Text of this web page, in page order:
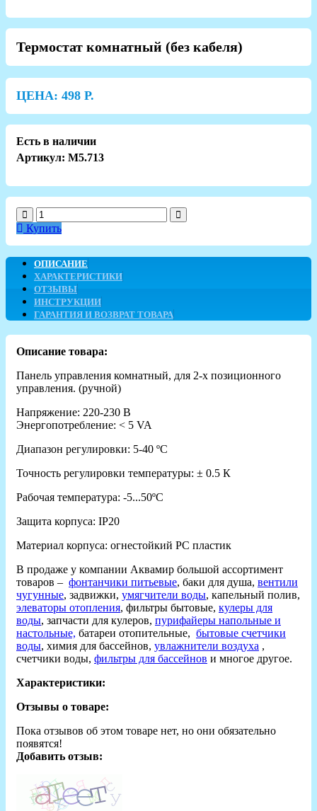
Термостат комнатный (без кабеля)
ЦЕНА: 498 Р.
Есть в наличии
Артикул: M5.713
Купить
ОПИСАНИЕ
ХАРАКТЕРИСТИКИ
ОТЗЫВЫ
ИНСТРУКЦИИ
ГАРАНТИЯ И ВОЗВРАТ ТОВАРА
Описание товара:
Панель управления комнатный, для 2-х позиционного
управления. (ручной)
Напряжение: 220-230 В
Энергопотребление: < 5 VA
Диапазон регулировки: 5-40 ºС
Точность регулировки температуры: ± 0.5 К
Рабочая температура: -5...50ºС
Защита корпуса: IP20
Материал корпуса: огнестойкий PC пластик
В продаже у компании Аквамир большой ассортимент
товаров – фонтанчики питьевые, баки для душа, вентили
чугунные, задвижки, умягчители воды, капельный полив,
элеваторы отопления, фильтры бытовые, кулеры для
воды, запчасти для кулеров, пурифайеры напольные и
настольные, батареи отопительные, бытовые счетчики
воды, химия для бассейнов, увлажнители воздуха ,
счетчики воды, фильтры для бассейнов и многое другое.
Характеристики:
Отзывы о товаре:
Пока отзывов об этом товаре нет, но они обязательно
появятся!
Добавить отзыв: